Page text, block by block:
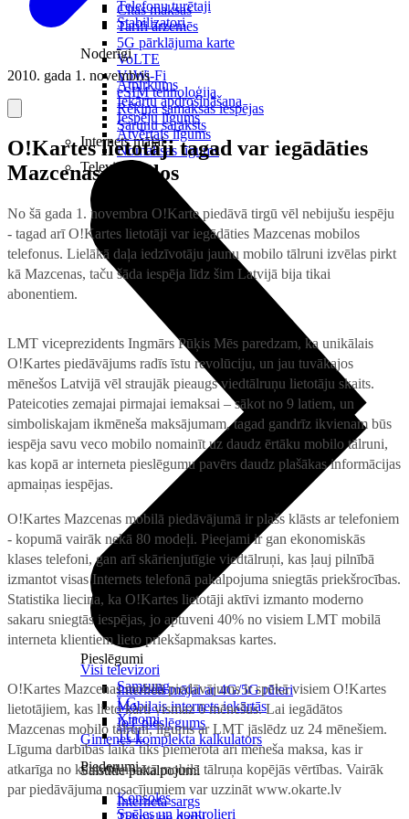
Citas maksas
Tarifi ārzemēs
5G pārklājuma karte
VoLTE
VoWi-Fi
eSIM tehnoloģija
Rēķina samaksas iespējas
Sarunu saraksts
Internets mājai
Pieslēgumi
Internets mājai ar 4G/5G rūteri
Mobilais internets iekārtās
IoT pieslēgums
Ģimenes komplekta kalkulators
Saistītie pakalpojumi
Interneta sargs
Telefonu turētaji
Stabilizatori
Noderīgi
Atpirkums
Iekārtu apdrošināšana
Iespēju līgums
Atvērtais līgums
Nomaksas līgums
Televizori
Visi televizori
Samsung
LG
Xiaomi
TCL
Piederumi
Konsoles
Spēles un kontrolieri
2010. gada 1. novembris
O!Kartes lietotāji tagad var iegādāties
Mazcenas mobilos
No šā gada 1. novembra O!Karte piedāvā tirgū vēl nebijušu iespēju
- tagad arī O!Kartes lietotāji var iegādāties Mazcenas mobilos
telefonus. Lielākā daļa iedzīvotāju jaunu mobilo tālruni izvēlas pirkt
kā Mazcenas, taču šāda iespēja līdz šim Latvijā bija tikai
abonentiem.
LMT viceprezidents Ingmārs Pūķis Mēs paredzam, ka unikālais
O!Kartes piedāvājums radīs īstu revolūciju, un jau tuvākajos
mēnešos Latvijā vēl straujāk pieaugs viedtālruņu lietotāju skaits.
Pateicoties zemajai pirmajai iemaksai – sākot no 9 latiem, un
simboliskajam ikmēneša maksājumam, tagad gandrīz ikvienam būs
iespēja savu veco mobilo nomainīt uz daudz ērtāku mobilo tālruni,
kas kopā ar interneta pieslēgumu pavērs daudz plašākas informācijas
apmaiņas iespējas.
O!Kartes Mazcenas mobilā piedāvājumā ir plašs klāsts ar telefoniem
- kopumā vairāk nekā 80 modeļi. Pieejami ir gan ekonomiskās
klases telefoni, gan arī skārienjutīgie viedtālruņi, kas ļauj pilnībā
izmantot visas Internets telefonā pakalpojuma sniegtās priekšrocības.
Statistika liecina, ka O!Kartes lietotāji aktīvi izmanto moderno
sakaru sniegtās iespējas, jo aptuveni 40% no visiem LMT mobilā
interneta klientiem lieto priekšapmaksas kartes.
O!Kartes Mazcenas mobilā piedāvājums ir spēkā visiem O!Kartes
lietotājiem, kas lieto karti vismaz 6 mēnešus. Lai iegādātos
Mazcenas mobilo tālruni, līgums ar LMT jāslēdz uz 24 mēnešiem.
Līguma darbības laikā tiks piemērota arī mēneša maksa, kas ir
atkarīga no katra konkrētā mobilā tālruņa kopējās vērtības. Vairāk
par piedāvājuma nosacījumiem var uzzināt www.okarte.lv